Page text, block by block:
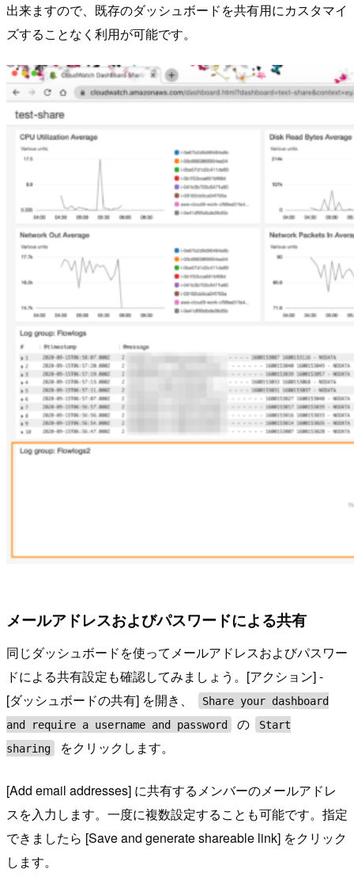
出来ますので、既存のダッシュボードを共有用にカスタマイ
ズすることなく利用が可能です。
メールアドレスおよびパスワードによる共有
同じダッシュボードを使ってメールアドレスおよびパスワー
ドによる共有設定も確認してみましょう。[アクション] -
[ダッシュボードの共有] を開き、
Share your dashboard
and require a username and password
の
Start
sharing
をクリックします。
[Add email addresses] に共有するメンバーのメールアドレ
スを入力します。一度に複数設定することも可能です。指定
できましたら [Save and generate shareable link] をクリック
します。